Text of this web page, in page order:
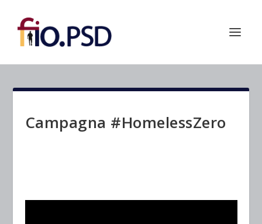
Campagna #HomelessZero